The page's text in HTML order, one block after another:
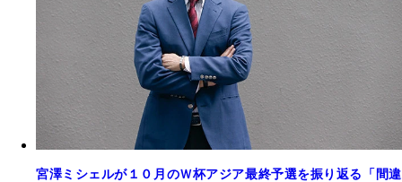
宮澤ミシェルが１０月のＷ杯アジア最終予選を振り返る「間違